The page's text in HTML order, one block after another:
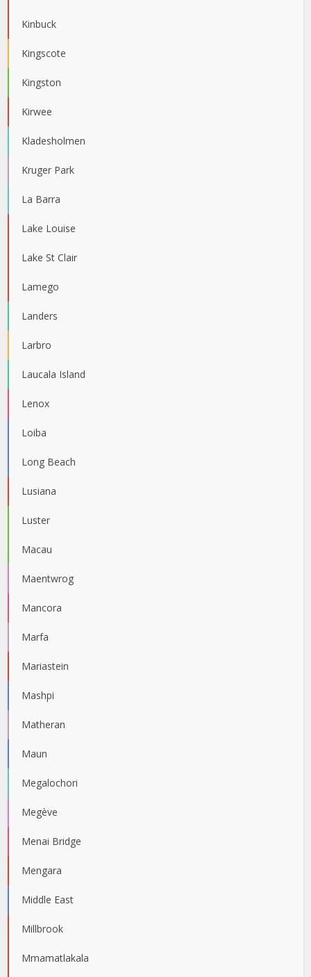
Kinbuck
Kingscote
Kingston
Kirwee
Kladesholmen
Kruger Park
La Barra
Lake Louise
Lake St Clair
Lamego
Landers
Larbro
Laucala Island
Lenox
Loiba
Long Beach
Lusiana
Luster
Macau
Maentwrog
Mancora
Marfa
Mariastein
Mashpi
Matheran
Maun
Megalochori
Megève
Menai Bridge
Mengara
Middle East
Millbrook
Mmamatlakala